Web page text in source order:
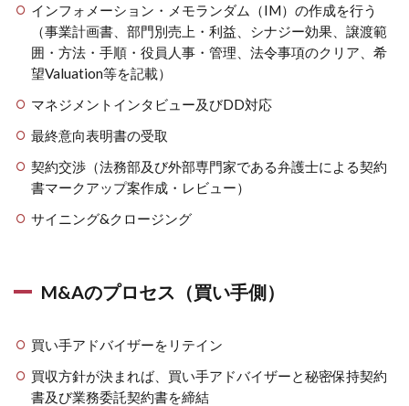
インフォメーション・メモランダム（IM）の作成を行う
（事業計画書、部門別売上・利益、シナジー効果、譲渡範
囲・方法・手順・役員人事・管理、法令事項のクリア、希
望Valuation等を記載）
マネジメントインタビュー及びDD対応
最終意向表明書の受取
契約交渉（法務部及び外部専門家である弁護士による契約
書マークアップ案作成・レビュー）
サイニング&クロージング
M&Aのプロセス（買い手側）
買い手アドバイザーをリテイン
買収方針が決まれば、買い手アドバイザーと秘密保持契約
書及び業務委託契約書を締結